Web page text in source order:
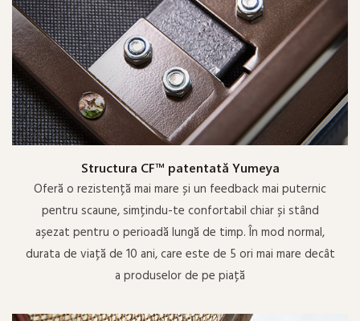
Structura CF™ patentată Yumeya
Oferă o rezistență mai mare și un feedback mai puternic
pentru scaune, simțindu-te confortabil chiar și stând
așezat pentru o perioadă lungă de timp. În mod normal,
durata de viață de 10 ani, care este de 5 ori mai mare decât
a produselor de pe piață